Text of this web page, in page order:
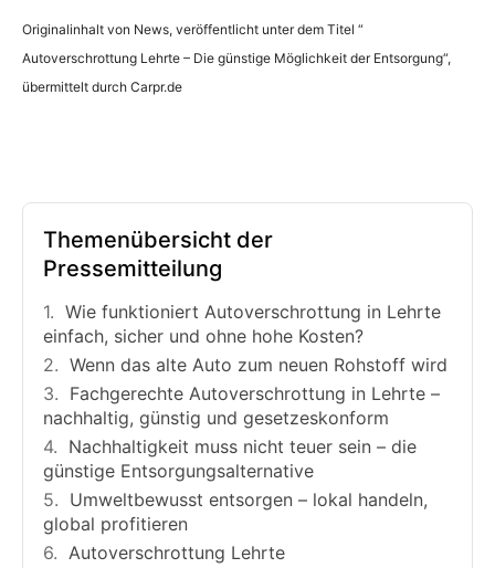
Originalinhalt von News, veröffentlicht unter dem Titel “
Autoverschrottung Lehrte – Die günstige Möglichkeit der Entsorgung“,
übermittelt durch Carpr.de
Themenübersicht der
Pressemitteilung
Wie funktioniert Autoverschrottung in Lehrte
einfach, sicher und ohne hohe Kosten?
Wenn das alte Auto zum neuen Rohstoff wird
Fachgerechte Autoverschrottung in Lehrte –
nachhaltig, günstig und gesetzeskonform
Nachhaltigkeit muss nicht teuer sein – die
günstige Entsorgungsalternative
Umweltbewusst entsorgen – lokal handeln,
global profitieren
Autoverschrottung Lehrte